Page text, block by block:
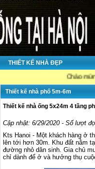
THIẾT KẾ NHÀ ĐẸP
Chào mừng bạn
Thiết kế nhà phố 5m-6m
Thiết kế nhà ống 5x24m 4 tầng
Cập nhật: 6/29/2020 - Số lượt
Kts Hanoi - Một khách hàng ở
lên tới hơn 30m. Khu đất nằm
đường nhỏ dân sinh. Gia chủ
chỉ dành để ở và hưởng thụ